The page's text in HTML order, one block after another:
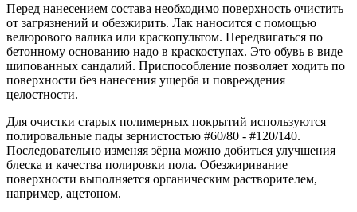
Перед нанесением состава необходимо поверхность очистить
от загрязнений и обезжирить. Лак наносится с помощью
велюрового валика или краскопультом. Передвигаться по
бетонному основанию надо в краскоступах. Это обувь в виде
шипованных сандалий. Приспособление позволяет ходить по
поверхности без нанесения ущерба и повреждения
целостности.
Для очистки старых полимерных покрытий используются
полировальные пады зернистостью #60/80 - #120/140.
Последовательно изменяя зёрна можно добиться улучшения
блеска и качества полировки пола. Обезжиривание
поверхности выполняется органическим растворителем,
например, ацетоном.